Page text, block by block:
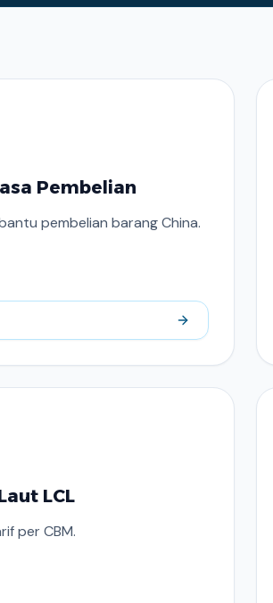
Pembelian
pembelian barang China.
LCL
per CBM.